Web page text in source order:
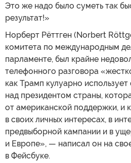
Это же надо было суметь так
результат!»
Норберт Рёттген (Norbert
комитета по международным
парламенте, был крайне
телефонного разговора
как Трамп кулуарно использует
над президентом страны,
от американской поддержки, и
в своих личных интересах, в
предвыборной кампании и в
и Европе», — написал он на
в Фейсбуке.